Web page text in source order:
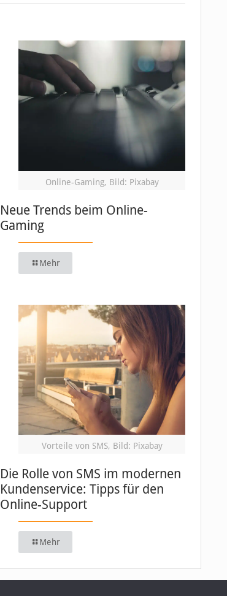
Online-Gaming, Bild: Pixabay
Neue Trends beim Online-
Gaming
Mehr
Vorteile von SMS, Bild: Pixabay
Die Rolle von SMS im modernen
Kundenservice: Tipps für den
Online-Support
Mehr